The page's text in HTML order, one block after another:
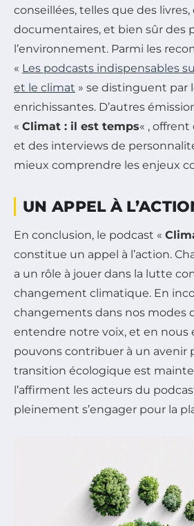
conseillées, telles que des livres,
documentaires, et bien sûr des
l’environnement. Parmi les
« Les podcasts indispensables
et le climat » se distinguent par
enrichissantes. D’autres
« Climat : il est temps« ,
et des interviews de
mieux comprendre les enjeux
UN APPEL À
En conclusion, le podcast «
constitue un appel à l’action.
a un rôle à jouer dans la lutte
changement climatique. En
changements dans nos modes
entendre notre voix, et en nous
pouvons contribuer à un avenir
transition écologique est
l’affirment les acteurs du
pleinement s’engager pour la